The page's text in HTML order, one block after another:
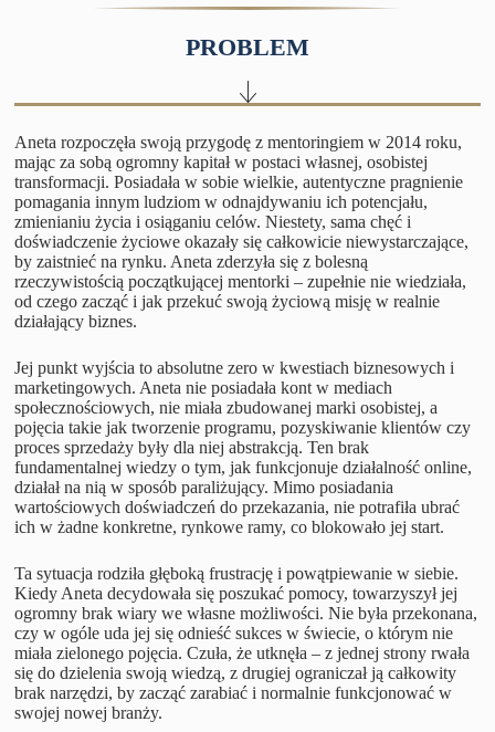
PROBLEM
Aneta rozpoczęła swoją przygodę z mentoringiem w 2014 roku,
mając za sobą ogromny kapitał w postaci własnej, osobistej
transformacji. Posiadała w sobie wielkie, autentyczne pragnienie
pomagania innym ludziom w odnajdywaniu ich potencjału,
zmienianiu życia i osiąganiu celów. Niestety, sama chęć i
doświadczenie życiowe okazały się całkowicie niewystarczające,
by zaistnieć na rynku. Aneta zderzyła się z bolesną
rzeczywistością początkującej mentorki – zupełnie nie wiedziała,
od czego zacząć i jak przekuć swoją życiową misję w realnie
działający biznes.
Jej punkt wyjścia to absolutne zero w kwestiach biznesowych i
marketingowych. Aneta nie posiadała kont w mediach
społecznościowych, nie miała zbudowanej marki osobistej, a
pojęcia takie jak tworzenie programu, pozyskiwanie klientów czy
proces sprzedaży były dla niej abstrakcją. Ten brak
fundamentalnej wiedzy o tym, jak funkcjonuje działalność online,
działał na nią w sposób paraliżujący. Mimo posiadania
wartościowych doświadczeń do przekazania, nie potrafiła ubrać
ich w żadne konkretne, rynkowe ramy, co blokowało jej start.
Ta sytuacja rodziła głęboką frustrację i powątpiewanie w siebie.
Kiedy Aneta decydowała się poszukać pomocy, towarzyszył jej
ogromny brak wiary we własne możliwości. Nie była przekonana,
czy w ogóle uda jej się odnieść sukces w świecie, o którym nie
miała zielonego pojęcia. Czuła, że utknęła – z jednej strony rwała
się do dzielenia swoją wiedzą, z drugiej ograniczał ją całkowity
brak narzędzi, by zacząć zarabiać i normalnie funkcjonować w
swojej nowej branży.